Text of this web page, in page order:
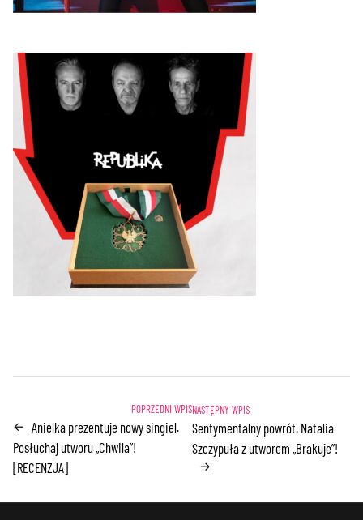
← Anielka prezentuje nowy singiel.
Posłuchaj utworu „Chwila”!
[RECENZJA]
Sentymentalny powrót. Natalia
Szczypuła z utworem „Brakuje”!
→